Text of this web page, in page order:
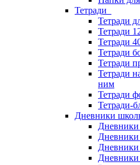
Тетради
Тетради
Тетради
Тетради
Тетради
Тетради
Тетради
ним
Тетради
Тетради-
Дневники
Дневники
Дневники
Дневники